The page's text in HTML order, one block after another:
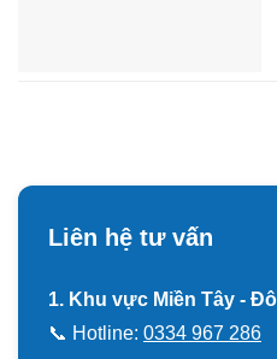
Liên hệ tư vấn
1. Khu vực Miền Tây -
📞 Hotline: 0334 967 286